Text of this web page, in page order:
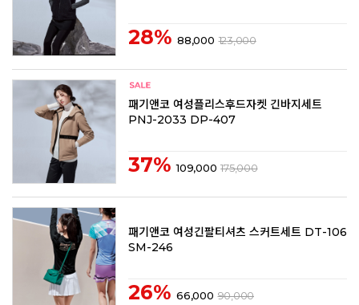
28% 88,000 123,000
패기앤코 여성플리스후드자켓 긴바지세트
PNJ-2033 DP-407
37% 109,000 175,000
패기앤코 여성긴팔티셔츠 스커트세트 DT-106
SM-246
26% 66,000 90,000